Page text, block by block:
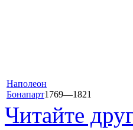
Наполеон
Бонапарт1769—1821
Читайте